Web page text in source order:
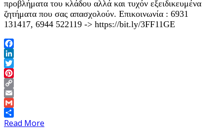
προβλήματα του κλάδου αλλά και τυχόν εξειδικευμένα
ζητήματα που σας απασχολούν. Επικοινωνία : 6931
131417, 6944 522119 -> https://bit.ly/3FF11GE
Facebook
LinkedIn
Twitter
Pinterest
Copy
Link
Email
Gmail
Share
Read More